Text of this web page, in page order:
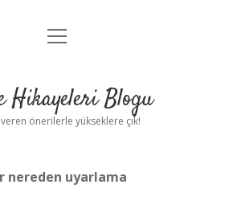
Anasayfa
Yasal Uyarı
menüyü
Hikayeleri Blogu
önerilerle yükseklere çık!
nereden uyarlama